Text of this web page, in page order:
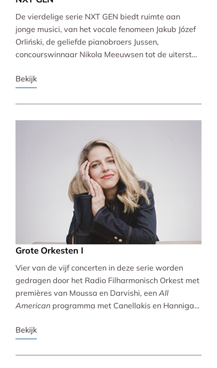
De vierdelige serie NXT GEN biedt ruimte aan
jonge musici, van het vocale fenomeen Jakub Józef
Orliński, de geliefde pianobroers Jussen,
concourswinnaar Nikola Meeuwsen tot de uiterst
programma’s van barok tot wereldpremière.
Bekijk
Grote Orkesten I
Vier van de vijf concerten in deze serie worden
gedragen door het Radio Filharmonisch Orkest met
premières van Moussa en Darvishi, een All
American programma met Canellakis en Hannigan
Amerikaans slagwerk.
Bekijk